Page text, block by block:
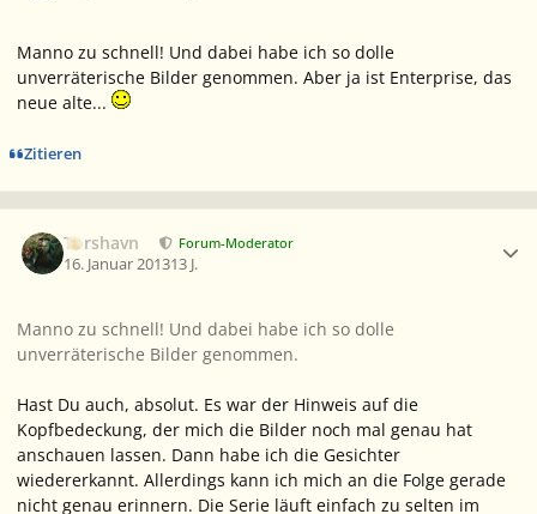
Manno zu schnell! Und dabei habe ich so dolle
unverräterische Bilder genommen. Aber ja ist Enterprise, das
neue alte...
Zitieren
Torshavn Forum-Moderator
16. Januar 201313 J.
Manno zu schnell! Und dabei habe ich so dolle
unverräterische Bilder genommen.
Hast Du auch, absolut. Es war der Hinweis auf die
Kopfbedeckung, der mich die Bilder noch mal genau hat
anschauen lassen. Dann habe ich die Gesichter
wiedererkannt. Allerdings kann ich mich an die Folge gerade
nicht genau erinnern. Die Serie läuft einfach zu selten im